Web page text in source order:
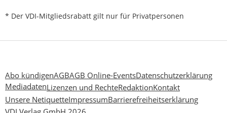
* Der VDI-Mitgliedsrabatt gilt nur für Privatpersonen
Abo kündigenAGBAGB Online-EventsDatenschutzerklärung
MediadatenLizenzen und RechteRedaktionKontakt
Unsere NetiquetteImpressumBarrierefreiheitserklärung